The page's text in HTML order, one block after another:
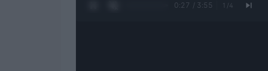
0:28 / 3:55 1 /4